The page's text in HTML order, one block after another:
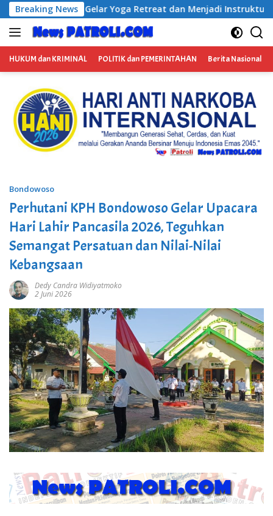
Langsung
ke
konten
Breaking News
Retreat dan Menjadi Instruktur Meditasi
HUKUM dan KRIMINAL POLITIK dan PEMERINTAHAN Berita Nasional
Bondowoso
Perhutani KPH Bondowoso Gelar Upacara
Hari Lahir Pancasila 2026, Teguhkan
Semangat Persatuan dan Nilai-Nilai
Kebangsaan
Dedy Candra Widiyatmoko
2 Juni 2026